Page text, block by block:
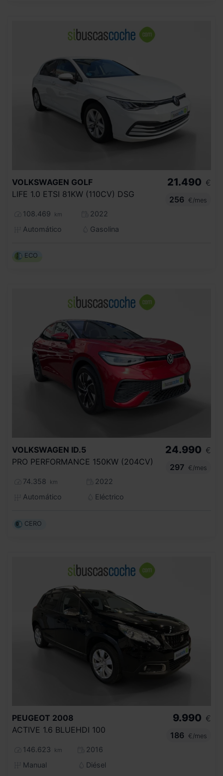
VOLKSWAGEN GOLF
LIFE 1.0 ETSI 81KW (110CV) DSG
108.469 km
2022
Automático
Gasolina
21.490 €
256
€/mes
ECO
VOLKSWAGEN ID.5
PRO PERFORMANCE 150KW (204CV)
74.358 km
2022
Automático
Eléctrico
24.990 €
297
€/mes
CERO
PEUGEOT 2008
ACTIVE 1.6 BLUEHDI 100
146.623 km
2016
Manual
Diésel
9.990 €
186
€/mes